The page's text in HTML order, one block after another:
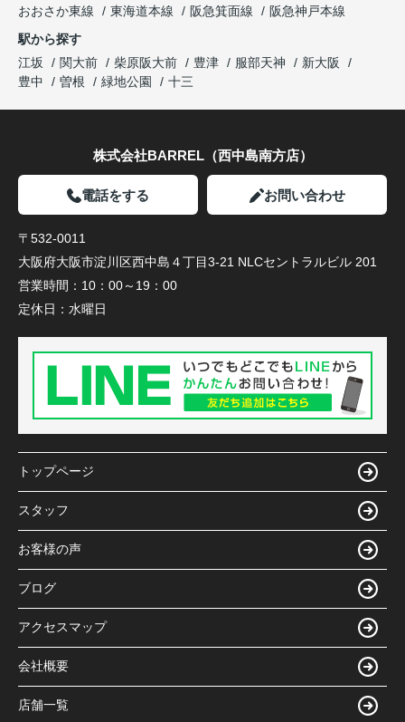
おおさか東線
東海道本線 阪急箕面線
阪急神戸本線
駅から探す
江坂
関大前 柴原阪大前 豊津 服部天神
新大阪
豊中
曽根 緑地公園 十三
株式会社BARREL（西中島南方店）
電話をする お問い合わせ
〒532-0011
大阪府大阪市淀川区西中島４丁目3-21 NLCセントラルビル 201
営業時間： 10：00～19：00
定休日： 水曜日
トップページ
スタッフ
お客様の声
ブログ
アクセスマップ
会社概要
店舗一覧